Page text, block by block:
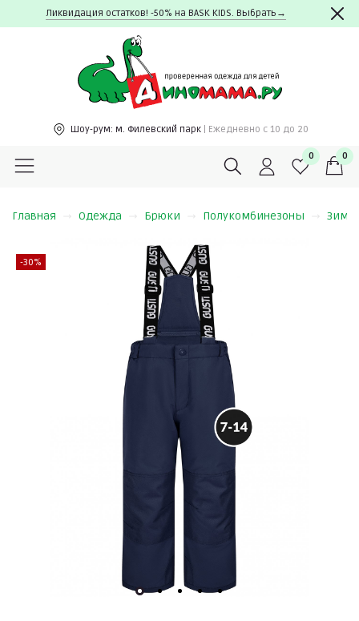
Ликвидация остатков! -50% на BASK KIDS. Выбрать→
Шоу-рум: м. Филевский парк | Ежедневно c 10 до 20
0 0
Главная Одежда Брюки Полукомбинезоны Зима
-30%